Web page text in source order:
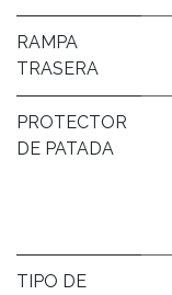
RAMPA
TRASERA
PROTECTOR
DE PATADA
TIPO DE